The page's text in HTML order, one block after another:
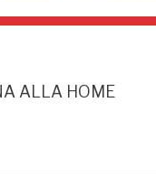
ALLA HOME